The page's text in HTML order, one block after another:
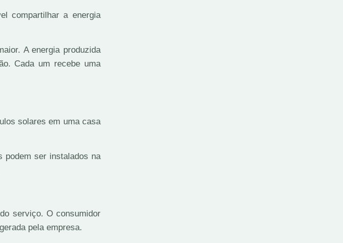
compartilhar a energia
A energia produzida
Cada um recebe uma
solares em uma casa
podem ser instalados na
serviço. O consumidor
pela empresa.